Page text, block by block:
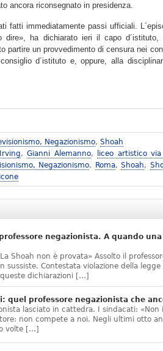
ancora riconsegnato in presidenza.
fatti immediatamente passi ufficiali.
ha dichiarato ieri il capo d´istituto,
partire un provvedimento di censura nei
d´istituto e, oppure, alla
Negazionismo, Shoah
,Gianni Alemanno, liceo artistico
Negazionismo, Roma, Shoah,
negazionista. A quando
Shoah non è provata» Assolto il
sussiste. Contestata violazione della legge
dichiarazioni […]
quel professore negazionista che
lasciato in cattedra. I sindacati: «Non
non compete a noi. Negli ultimi otto
volte […]